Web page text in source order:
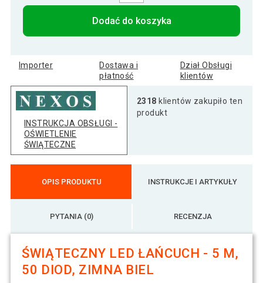
Dodać do koszyka
Importer
Dostawa i
płatność
Dział Obsługi
klientów
INSTRUKCJA OBSŁUGI -
OŚWIETLENIE
ŚWIĄTECZNE
2318 klientów zakupiło ten
produkt
OPIS PRODUKTU INSTRUKCJE I ARTYKUŁY
PYTANIA (0) RECENZJA
ŚWIĄTECZNY LED ŁAŃCUCH - 5 M,
50 DIOD, ZIMNA BIEL